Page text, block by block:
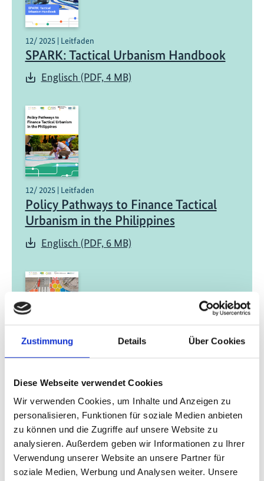
Zustimmung Details Über Cookies
Diese Webseite verwendet Cookies
Wir verwenden Cookies, um Inhalte und Anzeigen zu
personalisieren, Funktionen für soziale Medien anbieten
zu können und die Zugriffe auf unsere Website zu
analysieren. Außerdem geben wir Informationen zu Ihrer
Verwendung unserer Website an unsere Partner für
soziale Medien, Werbung und Analysen weiter. Unsere
12/ 2025 | Leitfaden
SPARK: Tactical Urbanism Handbook
Englisch (PDF, 4 MB)
12/ 2025 | Leitfaden
Policy Pathways to Finance Tactical
Urbanism in the Philippines
Englisch (PDF, 6 MB)
12/ 2025 | Leitfaden
urbanism interventions to improve
active mobility
Englisch (PDF, 4 MB)
mehr Publikationen